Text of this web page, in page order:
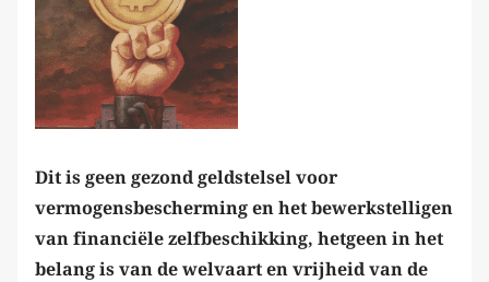
Dit is geen gezond geldstelsel voor
vermogensbescherming en het bewerkstelligen
van financiële zelfbeschikking, hetgeen in het
belang is van de welvaart en vrijheid van de